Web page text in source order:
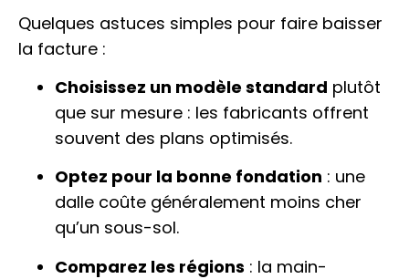
Quelques astuces simples pour faire baisser
la facture :
Choisissez un modèle standard plutôt
que sur mesure : les fabricants offrent
souvent des plans optimisés.
Optez pour la bonne fondation : une
dalle coûte généralement moins cher
qu’un sous-sol.
Comparez les régions : la main-